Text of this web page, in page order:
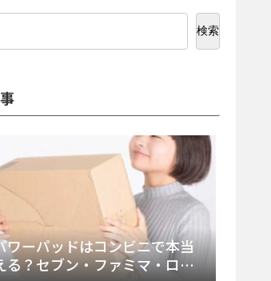
検索
ワーパッドはコンビニで本当
る？セブン・ファミマ・ロー